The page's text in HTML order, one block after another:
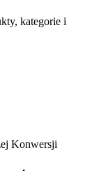
kategorie i
Konwersji